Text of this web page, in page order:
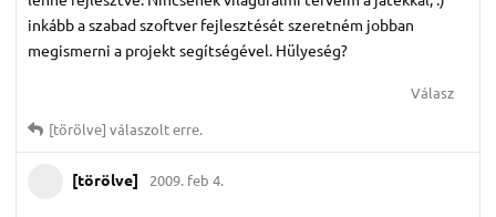
inkább a szabad szoftver fejlesztését szeretném jobban
megismerni a projekt segítségével. Hülyeség?
Válasz
[törölve] válaszolt erre.
[törölve] 2009. feb 4.